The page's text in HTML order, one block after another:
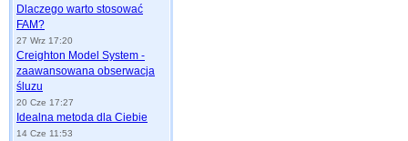
Dlaczego warto stosować
FAM?
27 Wrz 17:20
Creighton Model System -
zaawansowana obserwacja
śluzu
20 Cze 17:27
Idealna metoda dla Ciebie
14 Cze 11:53